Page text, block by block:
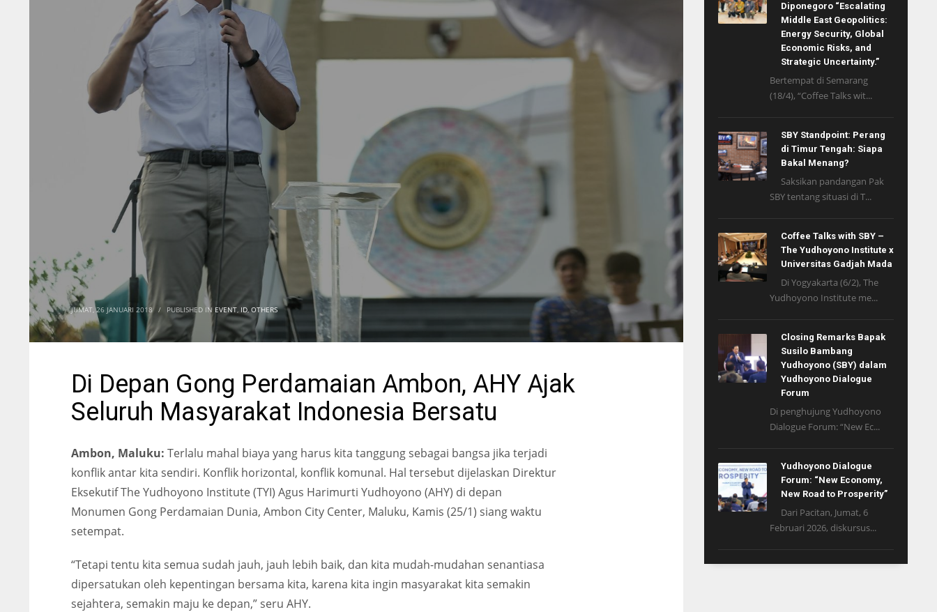
JUMAT, 26 JANUARI 2018 / PUBLISHED IN EVENT, ID, OTHERS
Di Depan Gong Perdamaian Ambon, AHY Ajak
Seluruh Masyarakat Indonesia Bersatu
Ambon, Maluku: Terlalu mahal biaya yang harus kita tanggung sebagai bangsa jika terjadi
konflik antar kita sendiri. Konflik horizontal, konflik komunal. Hal tersebut dijelaskan Direktur
Eksekutif The Yudhoyono Institute (TYI) Agus Harimurti Yudhoyono (AHY) di depan
Monumen Gong Perdamaian Dunia, Ambon City Center, Maluku, Kamis (25/1) siang waktu
setempat.
“Tetapi tentu kita semua sudah jauh, jauh lebih baik, dan kita mudah-mudahan senantiasa
dipersatukan oleh kepentingan bersama kita, karena kita ingin masyarakat kita semakin
sejahtera, semakin maju ke depan,” seru AHY.
Diponegoro “Escalating
Middle East Geopolitics:
Energy Security, Global
Economic Risks, and
Strategic Uncertainty.”
Bertempat di Semarang
(18/4), “Coffee Talks wit...
SBY Standpoint: Perang
di Timur Tengah: Siapa
Bakal Menang?
Saksikan pandangan Pak
SBY tentang situasi di T...
Coffee Talks with SBY –
The Yudhoyono Institute x
Universitas Gadjah Mada
Di Yogyakarta (6/2), The
Yudhoyono Institute me...
Closing Remarks Bapak
Susilo Bambang
Yudhoyono (SBY) dalam
Yudhoyono Dialogue
Forum
Di penghujung Yudhoyono
Dialogue Forum: “New Ec...
Yudhoyono Dialogue
Forum: “New Economy,
New Road to Prosperity”
Dari Pacitan, Jumat, 6
Februari 2026, diskursus...